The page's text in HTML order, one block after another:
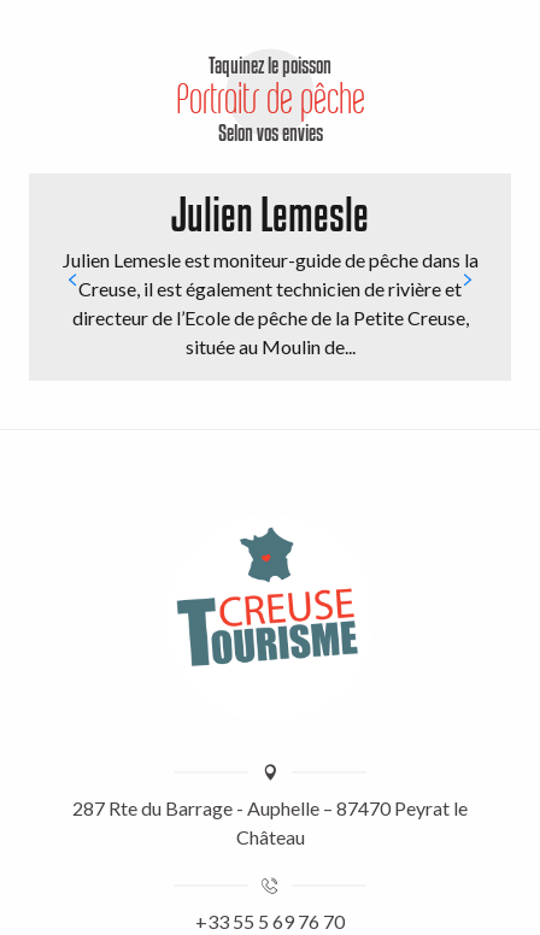
Taquinez le poisson
Portraits de pêche
Selon vos envies
Julien Lemesle
Julien Lemesle est moniteur-guide de pêche dans la
Creuse, il est également technicien de rivière et
directeur de l’Ecole de pêche de la Petite Creuse,
située au Moulin de...
287 Rte du Barrage - Auphelle – 87470 Peyrat le
Château
+33 55 5 69 76 70